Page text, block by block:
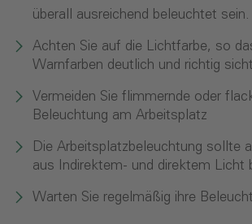
überall ausreichend beleuchtet sein.
Achten Sie auf die Lichtfarbe, so
Warnfarben deutlich und richtig
Vermeiden Sie flimmernde oder
Beleuchtung am Arbeitsplatz
Die Arbeitsplatzbeleuchtung sollte
aus Indirektem- und direktem Licht
Warten Sie regelmäßig ihre